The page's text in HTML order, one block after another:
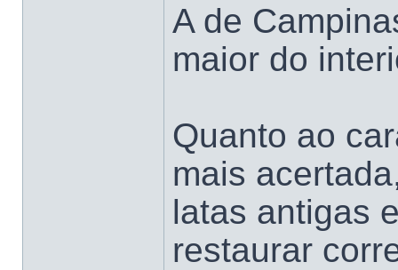
A de
maior do
Quanto ao
mais
latas antigas
restaurar